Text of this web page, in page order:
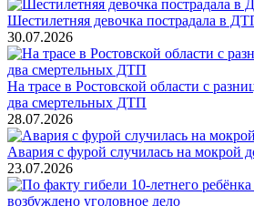
Шестилетняя девочка пострадала в
30.07.2026
На трасе в Ростовской области с
два смертельных ДТП
28.07.2026
Авария с фурой случилась на мокрой
23.07.2026